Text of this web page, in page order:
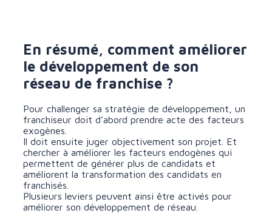
En résumé, comment améliorer
le développement de son
réseau de franchise ?
Pour challenger sa stratégie de développement, un
franchiseur doit d’abord prendre acte des facteurs
exogènes.
Il doit ensuite juger objectivement son projet. Et
chercher à améliorer les facteurs endogènes qui
permettent de générer plus de candidats et
améliorent la transformation des candidats en
franchisés.
Plusieurs leviers peuvent ainsi être activés pour
améliorer son développement de réseau.